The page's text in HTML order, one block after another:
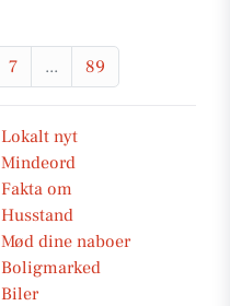
7 ... 89
Lokalt nyt
Mindeord
Fakta om
Husstand
Mød dine naboer
Boligmarked
Biler